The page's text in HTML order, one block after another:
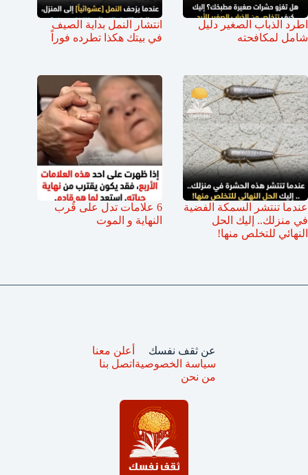
اطرد الذباب الصغير دليل
شامل لمكافحته
انتشار النمل بداية الصيف
في بيتك هكذا تطرده فوراً
عندما تنتشر السمكة الفضية
في منزلك.. إليك الحل
النهائي للتخلص منها!
6 علامات تدل على قُرب
النهاية و الموت
عن ثقف نفسك
سياسة الخصوصية
من نحن
أعلن معنا
اتصل بنا